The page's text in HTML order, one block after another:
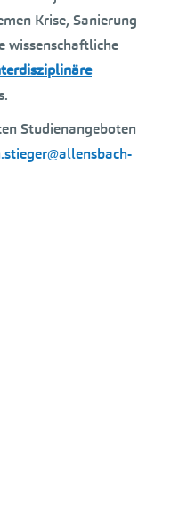
Krise, Sanierung
wissenschaftliche
Studienangeboten